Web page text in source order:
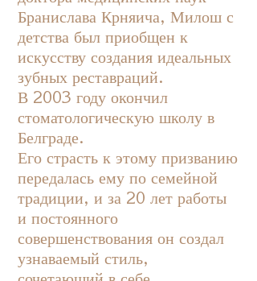
Бранислава Крняича, Милош с
детства был приобщен к
искусству создания идеальных
зубных реставраций.
В 2003 году окончил
стоматологическую школу в
Белграде.
Его страсть к этому призванию
передалась ему по семейной
традиции, и за 20 лет работы
и постоянного
совершенствования он создал
узнаваемый стиль,